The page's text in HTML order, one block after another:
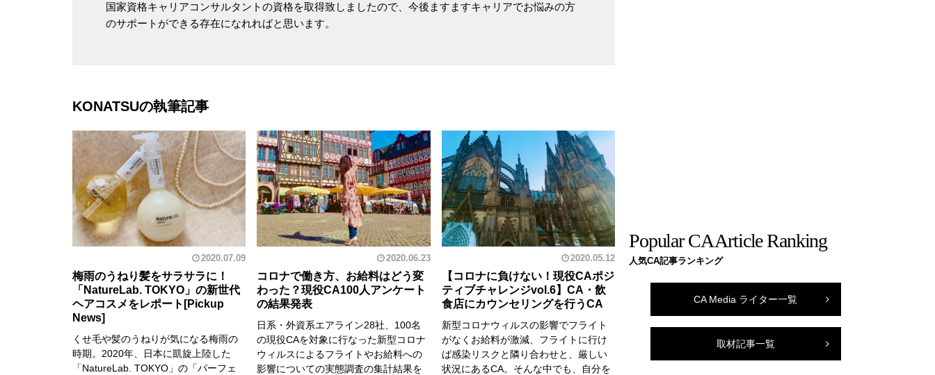
国家資格キャリアコンサルタントの資格を取得致しましたので、今後ますますキャリアでお悩みの方
のサポートができる存在になれればと思います。
KONATSUの執筆記事
2020.07.09
梅雨のうねり髪をサラサラに！
「NatureLab. TOKYO」の新世代
ヘアコスメをレポート
くせ毛や髪のうねりが気になる梅雨の
時期。2020年、日本に凱旋上陸した
「NatureLab. TOKYO」の「パーフェ
2020.06.23
コロナで働き方、お給料はどう変
わった？現役CA100人アンケート
の結果発表
日系・外資系エアライン28社、100名
の現役CAを対象に行なった新型コロナ
ウィルスによるフライトやお給料への
影響についての実態調査の集計結果を
2020.05.12
【コロナに負けない！現役CAポジ
ティブチャレンジvol.6】CA・飲
食店にカウンセリングを行うCA
新型コロナウィルスの影響でフライト
がなくお給料が激減、フライトに行け
ば感染リスクと隣り合わせと、厳しい
状況にあるCA。そんな中でも、自分を
Popular CA Article Ranking
人気CA記事ランキング
CA Media ライター一覧
取材記事一覧